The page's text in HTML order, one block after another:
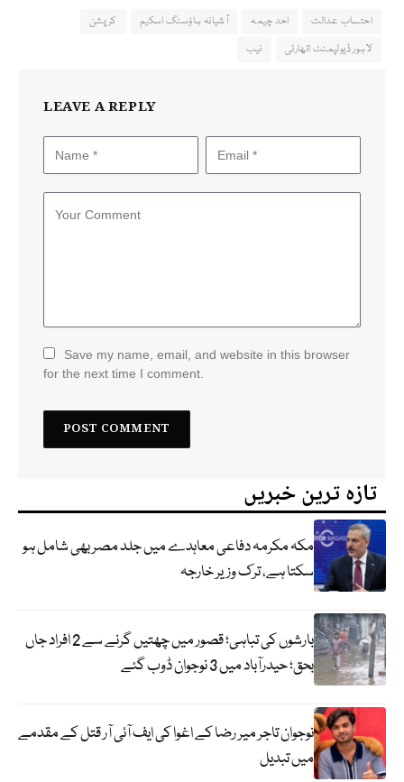
احتساب عدالت احد چیمہ آشیانہ ہاؤسنگ اسکیم
کرپشن
لاہور ڈیولپمنٹ اتھارٹی
نیب
LEAVE A REPLY
Save my name, email, and website in this browser
for the next time I comment.
تازہ ترین خبریں
مکہ مکرمہ دفاعی معاہدے میں جلد مصر بھی شامل ہو
سکتا ہے، ترک وزیر خارجہ
بارشوں کی تباہی؛ قصور میں چھتیں گرنے سے 2 افراد جاں
بحق؛ حیدرآباد میں 3 نوجوان ڈوب گئے
نوجوان تاجر میر رضا کے اغوا کی ایف آئی آر قتل کے مقدمے
میں تبدیل